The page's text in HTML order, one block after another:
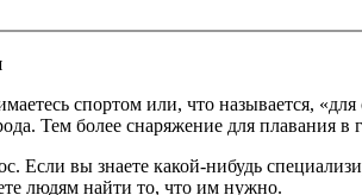
спортом или, что называется, «для
Тем более снаряжение для плавания в
Если вы знаете какой-нибудь
людям найти то, что им нужно.